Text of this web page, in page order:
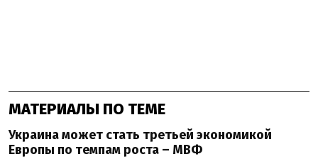
МАТЕРИАЛЫ ПО ТЕМЕ
Украина может стать третьей экономикой
Европы по темпам роста – МВФ